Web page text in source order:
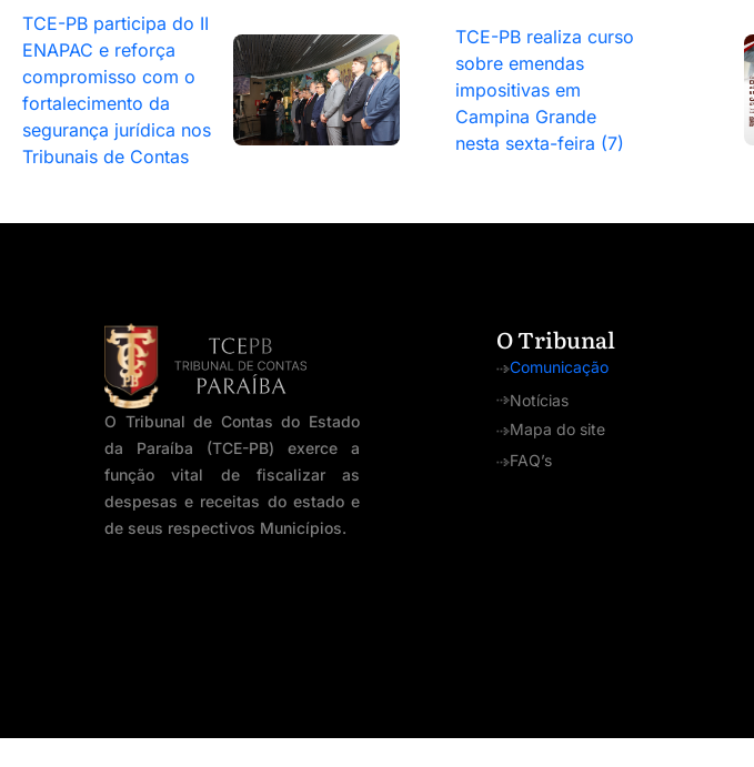
TCE-PB participa do II
ENAPAC e reforça
compromisso com o
fortalecimento da
segurança jurídica nos
Tribunais de Contas
TCE-PB realiza curso
sobre emendas
impositivas em
Campina Grande
nesta sexta-feira (7)
O Tribunal de Contas do Estado
da Paraíba (TCE-PB) exerce a
função vital de fiscalizar as
despesas e receitas do estado e
de seus respectivos Municípios.
O Tribunal
Comunicação
Notícias
Mapa do site
FAQ’s